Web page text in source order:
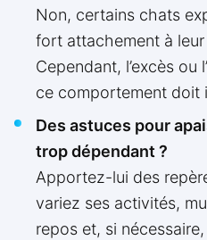
Non, certains chats
fort attachement à
Cependant, l’excès ou
ce comportement doit
Des astuces pour
trop dépendant ?
Apportez-lui des
variez ses activités,
repos et, si